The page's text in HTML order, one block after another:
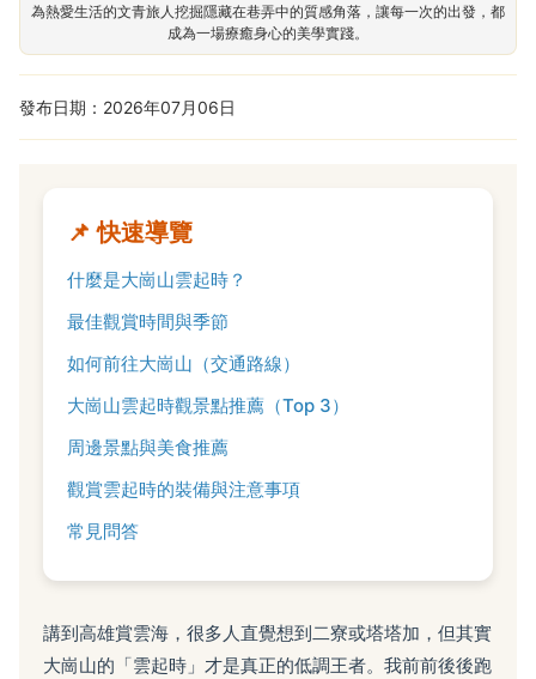
為熱愛生活的文青旅人挖掘隱藏在巷弄中的質感角落，讓每一次的出發，都
成為一場療癒身心的美學實踐。
發布日期：2026年07月06日
📌 快速導覽
什麼是大崗山雲起時？
最佳觀賞時間與季節
如何前往大崗山（交通路線）
大崗山雲起時觀景點推薦（Top 3）
周邊景點與美食推薦
觀賞雲起時的裝備與注意事項
常見問答
講到高雄賞雲海，很多人直覺想到二寮或塔塔加，但其實
大崗山的「雲起時」才是真正的低調王者。我前前後後跑